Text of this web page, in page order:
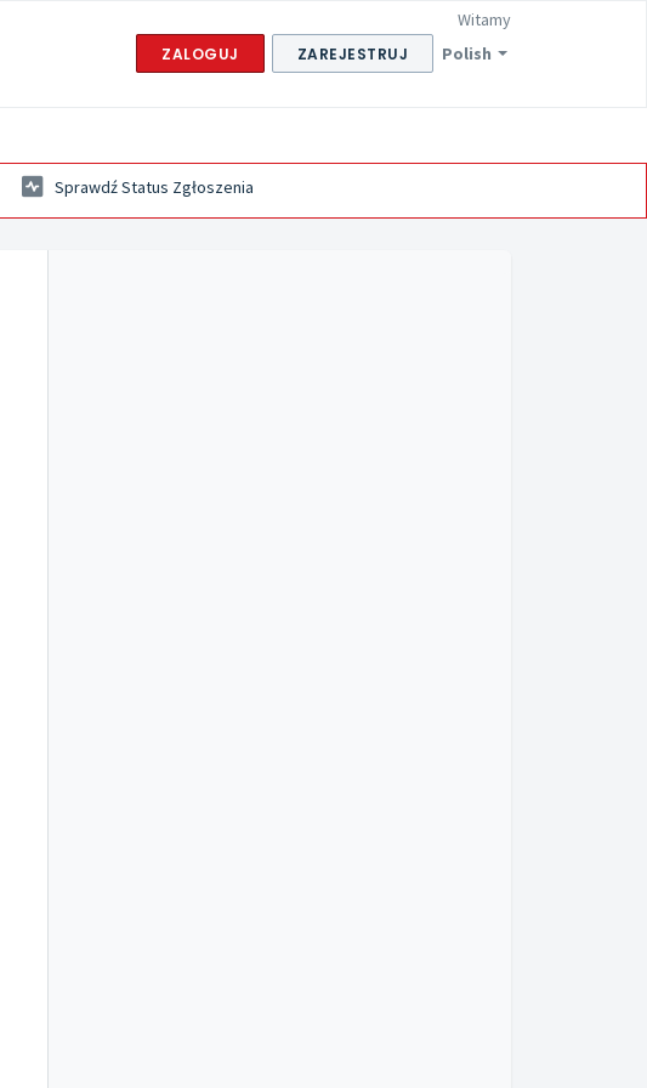
Polish
Witamy
ZALOGUJ ZAREJESTRUJ
Sprawdź Status Zgłoszenia